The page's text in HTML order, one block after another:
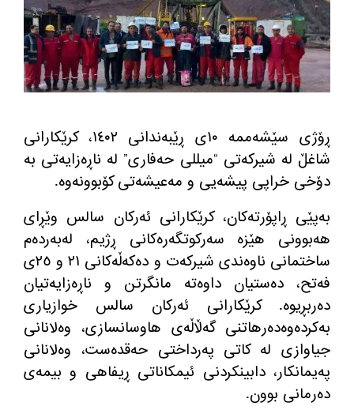
ڕۆژی سێشه‌ممه‌ ١٠ی ڕێبه‌ندانی ١٤٠٢، كرێكارانی
شاغڵ له‌ شیركه‌تی “میللی حه‌فاری” له‌ ناڕه‌زایه‌تی به‌
دۆخی خراپی پیشه‌یی و مه‌عیشه‌تی كۆبوونه‌وه‌.
به‌پێی ڕاپۆرته‌كان، كرێكارانی ئه‌ركان سالس وێڕای
هه‌بوونی هێزه‌ سه‌ركوتگه‌ره‌كانی ڕژیم، له‌به‌رده‌م
ساختمانی ناوه‌ندی شیركه‌ت و ده‌كه‌ڵه‌كانی ٢١ و ٢٥ی
فه‌تح، ده‌ستیان داوه‌ته‌ مانگرتن و ناڕه‌زایه‌تیان
ده‌ربڕیوه‌. كرێكارانی ئه‌ركان سالس خوازیاری
به‌كرده‌وه‌ده‌رهاتنی گه‌ڵاڵه‌ی هاوسانسازی، وه‌لانانی
جیاوازی له‌ كاتی په‌رداختی حه‌قده‌ست، وه‌لانانی
په‌یمانكار، دابینكردنی ئیمكاناتی ڕیفاهی و بیمه‌ی
ده‌رمانی بوون.